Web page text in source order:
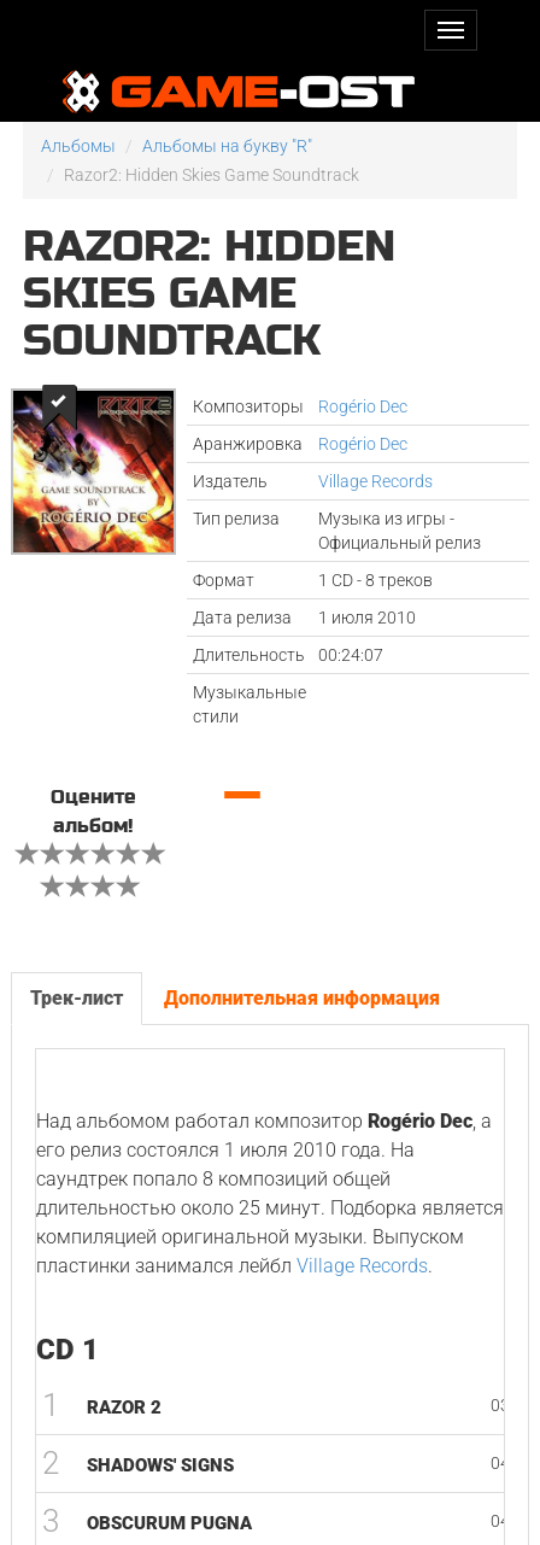
Альбомы
Альбомы на букву "R"
Razor2: Hidden Skies Game Soundtrack
RAZOR2: HIDDEN
SKIES GAME
SOUNDTRACK
Композиторы
Rogério Dec
Аранжировка
Rogério Dec
Издатель
Village Records
Тип релиза
Музыка из игры -
Официальный релиз
Формат
1 CD - 8 треков
Дата релиза
1 июля 2010
Длительность
00:24:07
Музыкальные
стили
Оцените
альбом!
—
Трек-лист Дополнительная информация
Над альбомом работал композитор Rogério Dec, а
его релиз состоялся 1 июля 2010 года. На
саундтрек попало 8 композиций общей
длительностью около 25 минут. Подборка является
компиляцией оригинальной музыки. Выпуском
пластинки занимался лейбл Village Records.
CD 1
1 RAZOR 2 03:21
2 SHADOWS' SIGNS 04:36
3 OBSCURUM PUGNA 04:08